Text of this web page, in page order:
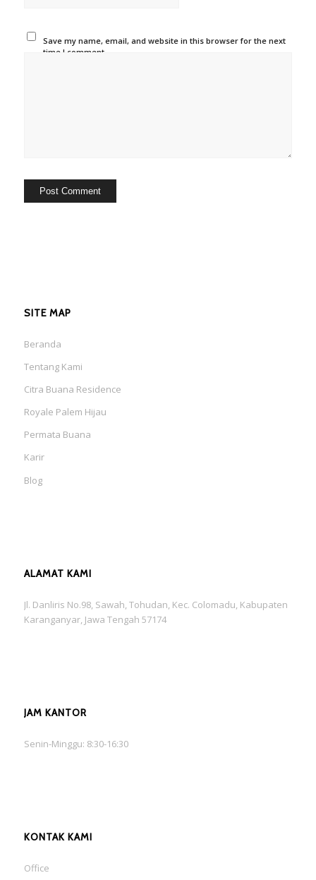
Save my name, email, and website in this browser for the next
time I comment.
SITE MAP
Beranda
Tentang Kami
Citra Buana Residence
Royale Palem Hijau
Permata Buana
Karir
Blog
ALAMAT KAMI
Jl. Danliris No.98, Sawah, Tohudan, Kec. Colomadu, Kabupaten
Karanganyar, Jawa Tengah 57174
JAM KANTOR
Senin-Minggu: 8:30-16:30
KONTAK KAMI
Office